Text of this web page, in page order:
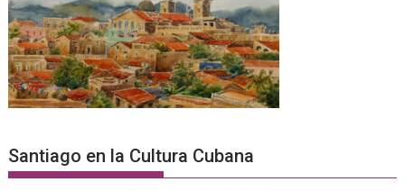
Santiago en la Cultura Cubana